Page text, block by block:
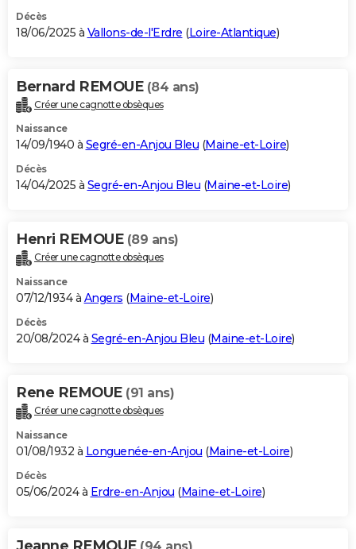
Décès
18/06/2025 à Vallons-de-l'Erdre (Loire-Atlantique)
Bernard REMOUE (84 ans)
Créer une cagnotte obsèques
Naissance
14/09/1940 à Segré-en-Anjou Bleu (Maine-et-Loire)
Décès
14/04/2025 à Segré-en-Anjou Bleu (Maine-et-Loire)
Henri REMOUE (89 ans)
Créer une cagnotte obsèques
Naissance
07/12/1934 à Angers (Maine-et-Loire)
Décès
20/08/2024 à Segré-en-Anjou Bleu (Maine-et-Loire)
Rene REMOUE (91 ans)
Créer une cagnotte obsèques
Naissance
01/08/1932 à Longuenée-en-Anjou (Maine-et-Loire)
Décès
05/06/2024 à Erdre-en-Anjou (Maine-et-Loire)